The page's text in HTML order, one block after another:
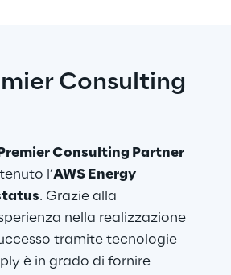
Consulting
Premier Consulting Partner
l’AWS Energy
. Grazie alla
nella realizzazione
tramite tecnologie
è in grado di fornire